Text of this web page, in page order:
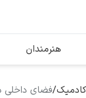
محبوب‌ترین
هنرمندان
/فضای داخلی